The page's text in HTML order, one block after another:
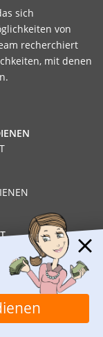
sich
von
recherchiert
mit denen
VON
VERDIENEN